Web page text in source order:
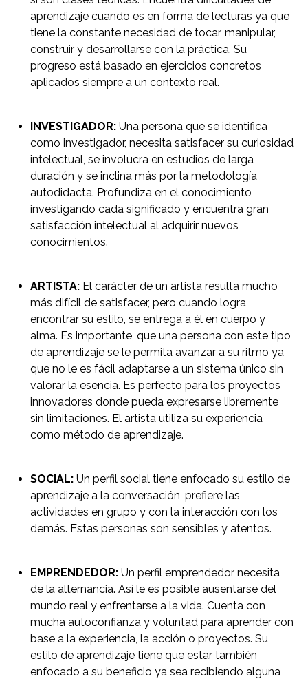
aprendizaje cuando es en forma de lecturas ya que
tiene la constante necesidad de tocar, manipular,
construir y desarrollarse con la práctica. Su
progreso está basado en ejercicios concretos
aplicados siempre a un contexto real.
INVESTIGADOR: Una persona que se identifica
como investigador, necesita satisfacer su curiosidad
intelectual, se involucra en estudios de larga
duración y se inclina más por la metodología
autodidacta. Profundiza en el conocimiento
investigando cada significado y encuentra gran
satisfacción intelectual al adquirir nuevos
conocimientos.
ARTISTA: El carácter de un artista resulta mucho
más difícil de satisfacer, pero cuando logra
encontrar su estilo, se entrega a él en cuerpo y
alma. Es importante, que una persona con este tipo
de aprendizaje se le permita avanzar a su ritmo ya
que no le es fácil adaptarse a un sistema único sin
valorar la esencia. Es perfecto para los proyectos
innovadores donde pueda expresarse libremente
sin limitaciones. El artista utiliza su experiencia
como método de aprendizaje.
SOCIAL: Un perfil social tiene enfocado su estilo de
aprendizaje a la conversación, prefiere las
actividades en grupo y con la interacción con los
demás. Estas personas son sensibles y atentos.
EMPRENDEDOR: Un perfil emprendedor necesita
de la alternancia. Así le es posible ausentarse del
mundo real y enfrentarse a la vida. Cuenta con
mucha autoconfianza y voluntad para aprender con
base a la experiencia, la acción o proyectos. Su
estilo de aprendizaje tiene que estar también
enfocado a su beneficio ya sea recibiendo alguna